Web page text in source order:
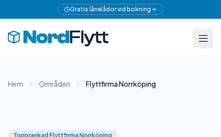
Gratis lånelådor vid bokning
Hem Områden Flyttfirma Norrköping
Topprankad Flyttfirma Norrköping